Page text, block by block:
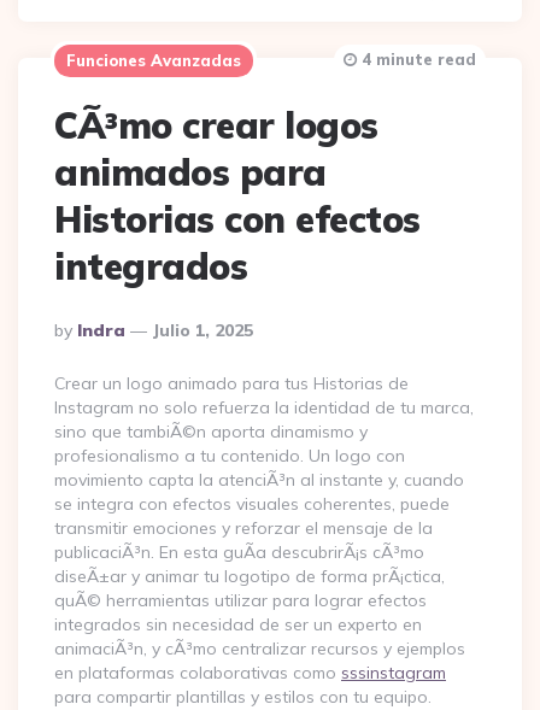
Funciones Avanzadas
CÃ³mo crear logos
animados para
Historias con efectos
integrados
Posted
By
By Indra Julio 1, 2025
4 minute read
Crear un logo animado para tus Historias de
Instagram no solo refuerza la identidad de tu marca,
sino que tambiÃ©n aporta dinamismo y
profesionalismo a tu contenido. Un logo con
movimiento capta la atenciÃ³n al instante y, cuando
se integra con efectos visuales coherentes, puede
transmitir emociones y reforzar el mensaje de la
publicaciÃ³n. En esta guÃ­a descubrirÃ¡s cÃ³mo
diseÃ±ar y animar tu logotipo de forma prÃ¡ctica,
quÃ© herramientas utilizar para lograr efectos
integrados sin necesidad de ser un experto en
animaciÃ³n, y cÃ³mo centralizar recursos y ejemplos
en plataformas colaborativas como sssinstagram
para compartir plantillas y estilos con tu equipo.